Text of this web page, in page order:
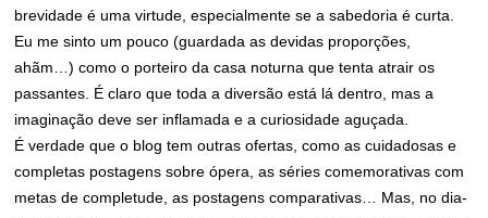
brevidade é uma virtude, especialmente se a sabedoria é curta.
Eu me sinto um pouco (guardada as devidas proporções,
ahãm…) como o porteiro da casa noturna que tenta atrair os
passantes. É claro que toda a diversão está lá dentro, mas a
imaginação deve ser inflamada e a curiosidade aguçada.
É verdade que o blog tem outras ofertas, como as cuidadosas e
completas postagens sobre ópera, as séries comemorativas com
metas de completude, as postagens comparativas… Mas, no dia-